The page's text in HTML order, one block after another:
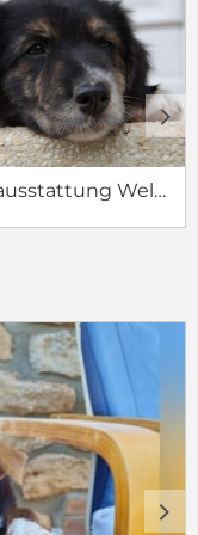
Erstausstattung Welpe
d
d